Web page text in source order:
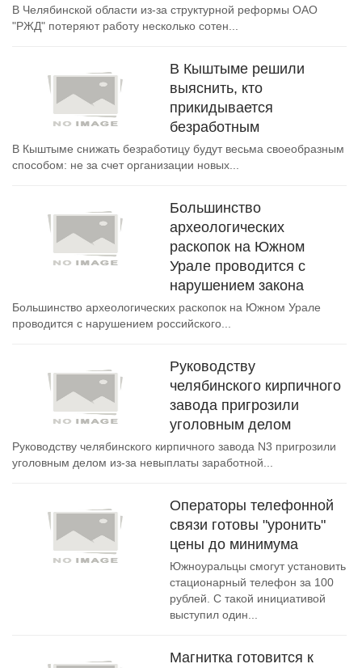
В Челябинской области из-за структурной реформы ОАО
"РЖД" потеряют работу несколько сотен...
В Кыштыме решили
выяснить, кто
прикидывается
безработным
В Кыштыме снижать безработицу будут весьма своеобразным
способом: не за счет организации новых...
Большинство
археологических
раскопок на Южном
Урале проводится с
нарушением закона
Большинство археологических раскопок на Южном Урале
проводится с нарушением российского...
Руководству
челябинского кирпичного
завода пригрозили
уголовным делом
Руководству челябинского кирпичного завода N3 пригрозили
уголовным делом из-за невыплаты заработной...
Операторы телефонной
связи готовы "уронить"
цены до минимума
Южноуральцы смогут установить
стационарный телефон за 100
рублей. С такой инициативой
выступил один...
Магнитка готовится к